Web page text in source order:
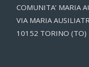
COMUNITA’ MARIA
VIA MARIA
10152 TORINO (TO)